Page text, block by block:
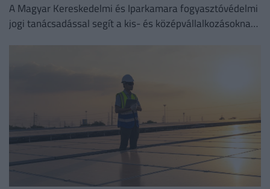
A Magyar Kereskedelmi és Iparkamara fogyasztóvédelmi
jogi tanácsadással segít a kis- és középvállalkozásoknak